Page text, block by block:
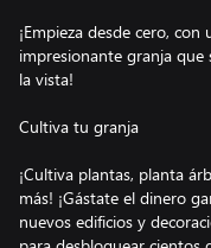
¡Empieza desde cero,
impresionante granja que
la vista!
Cultiva tu granja
¡Cultiva plantas, planta
más! ¡Gástate el dinero
nuevos edificios y